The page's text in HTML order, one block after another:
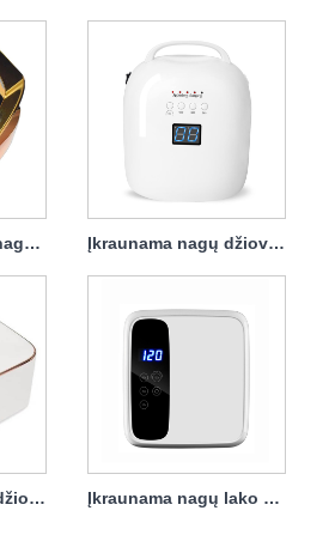
Įkraunama gelinė nagų džiovintuvo lempa 96w Įkraunama nagų džiovintuvo LED lempa 86w Protable
Įkraunamas nagų džiovintuvas UV nagų lempa 72w Įkraunama nagų lako džiovintuvo lempa 72w